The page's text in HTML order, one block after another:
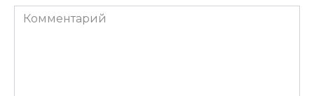
Комментарий